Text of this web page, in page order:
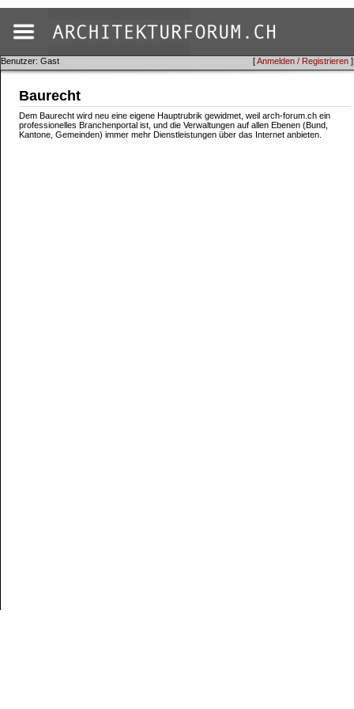
[Anmelden / Registrieren ]
Benutzer: Gast
Baurecht
Dem Baurecht wird neu eine eigene Hauptrubrik gewidmet, weil arch-forum.ch ein
professionelles Branchenportal ist, und die Verwaltungen auf allen Ebenen (Bund,
Kantone, Gemeinden) immer mehr Dienstleistungen über das Internet anbieten.